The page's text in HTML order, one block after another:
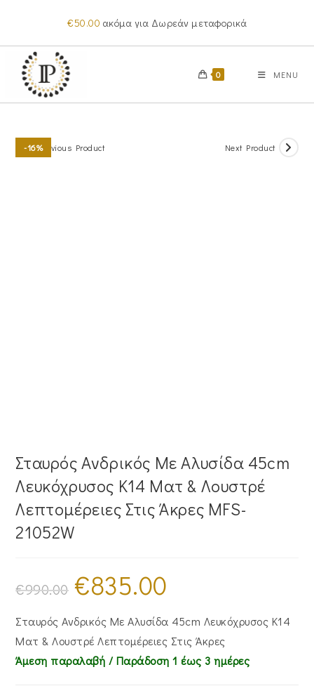
content
€50.00 ακόμα για Δωρεάν μεταφορικά
0 MENU
-16%Previous Product Next Product
Σταυρός Ανδρικός Με Αλυσίδα 45cm
Λευκόχρυσος Κ14 Ματ & Λουστρέ
Λεπτομέρειες Στις Άκρες MFS-
21052W
€990.00
Original
price
was:
€835.00
€835.00.
Σταυρός Ανδρικός Με Αλυσίδα 45cm Λευκόχρυσος Κ14
Ματ & Λουστρέ Λεπτομέρειες Στις Άκρες
Άμεση παραλαβή / Παράδoση 1 έως 3 ημέρες